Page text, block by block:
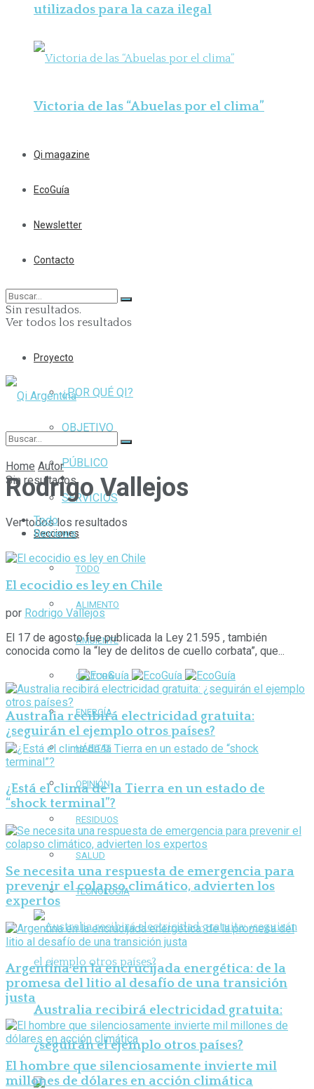
utilizados para la caza ilegal
Victoria de las “Abuelas por el clima”
Qi magazine
EcoGuía
Newsletter
Contacto
Sin resultados.
Ver todos los resultados
Proyecto
¿POR QUÉ QI?
OBJETIVO
PÚBLICO
SERVICIOS
Secciones
TODO
ALIMENTO
AMBIENTE
CULTURA
ENERGÍA
HÁBITAT
OPINIÓN
RESIDUOS
SALUD
TECNOLOGÍA
Australia recibirá electricidad gratuita:
¿seguirán el ejemplo otros países?
Sin resultados.
Ver todos los resultados
Home Autor
Rodrigo Vallejos
Todo
Reviews
El ecocidio es ley en Chile
por Rodrigo Vallejos
El 17 de agosto fue publicada la Ley 21.595 , también
conocida como la “ley de delitos de cuello corbata”, que...
Australia recibirá electricidad gratuita:
¿seguirán el ejemplo otros países?
¿Está el clima de la Tierra en un estado de
“shock terminal”?
Se necesita una respuesta de emergencia para
prevenir el colapso climático, advierten los
expertos
Argentina en la encrucijada energética: de la
promesa del litio al desafío de una transición
justa
El hombre que silenciosamente invierte mil
millones de dólares en acción climática